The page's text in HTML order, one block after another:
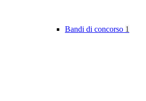
Bandi di concorso 1